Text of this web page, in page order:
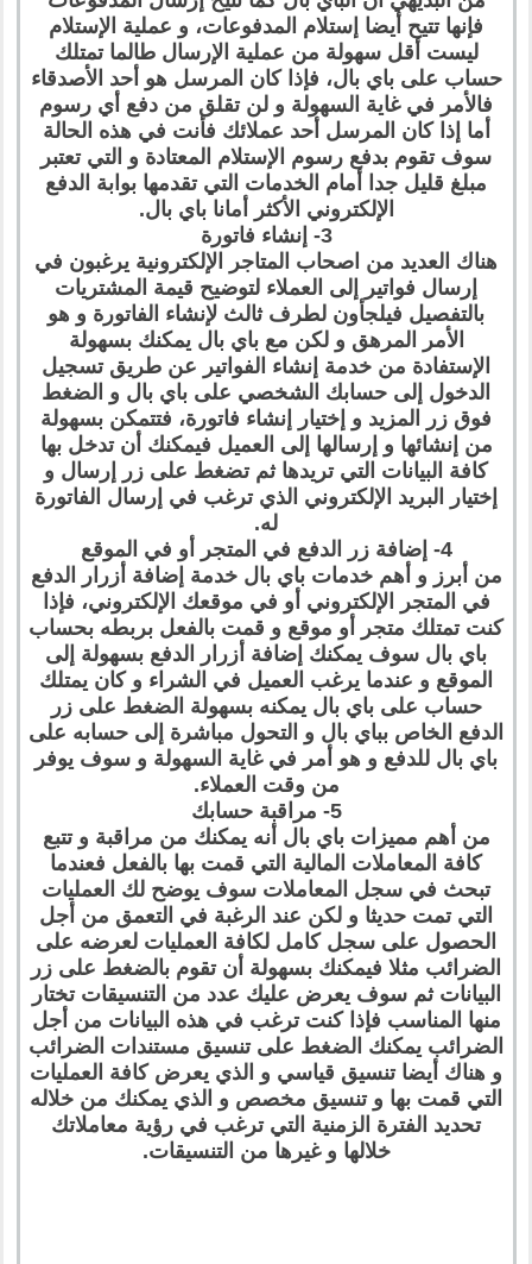
فإنها تتيح أيضا إستلام المدفوعات، و عملية الإستلام
ليست أقل سهولة من عملية الإرسال طالما تمتلك
حساب على باي بال، فإذا كان المرسل هو أحد الأصدقاء
فالأمر في غاية السهولة و لن تقلق من دفع أي رسوم
أما إذا كان المرسل أحد عملائك فأنت في هذه الحالة
سوف تقوم بدفع رسوم الإستلام المعتادة و التي تعتبر
مبلغ قليل جدا أمام الخدمات التي تقدمها بوابة الدفع
الإلكتروني الأكثر أمانا باي بال.
3- إنشاء فاتورة
هناك العديد من اصحاب المتاجر الإلكترونية يرغبون في
إرسال فواتير إلى العملاء لتوضيح قيمة المشتريات
بالتفصيل فيلجأون لطرف ثالث لإنشاء الفاتورة و هو
الأمر المرهق و لكن مع باي بال يمكنك بسهولة
الإستفادة من خدمة إنشاء الفواتير عن طريق تسجيل
الدخول إلى حسابك الشخصي على باي بال و الضغط
فوق زر المزيد و إختيار إنشاء فاتورة، فتتمكن بسهولة
من إنشائها و إرسالها إلى العميل فيمكنك أن تدخل بها
كافة البيانات التي تريدها ثم تضغط على زر إرسال و
إختيار البريد الإلكتروني الذي ترغب في إرسال الفاتورة
له.
4- إضافة زر الدفع في المتجر أو في الموقع
من أبرز و أهم خدمات باي بال خدمة إضافة أزرار الدفع
في المتجر الإلكتروني أو في موقعك الإلكتروني، فإذا
كنت تمتلك متجر أو موقع و قمت بالفعل بربطه بحساب
باي بال سوف يمكنك إضافة أزرار الدفع بسهولة إلى
الموقع و عندما يرغب العميل في الشراء و كان يمتلك
حساب على باي بال يمكنه بسهولة الضغط على زر
الدفع الخاص بباي بال و التحول مباشرة إلى حسابه على
باي بال للدفع و هو أمر في غاية السهولة و سوف يوفر
من وقت العملاء.
5- مراقبة حسابك
من أهم مميزات باي بال أنه يمكنك من مراقبة و تتبع
كافة المعاملات المالية التي قمت بها بالفعل فعندما
تبحث في سجل المعاملات سوف يوضح لك العمليات
التي تمت حديثا و لكن عند الرغبة في التعمق من أجل
الحصول على سجل كامل لكافة العمليات لعرضه على
الضرائب مثلا فيمكنك بسهولة أن تقوم بالضغط على زر
البيانات ثم سوف يعرض عليك عدد من التنسيقات تختار
منها المناسب فإذا كنت ترغب في هذه البيانات من أجل
الضرائب يمكنك الضغط على تنسيق مستندات الضرائب
و هناك أيضا تنسيق قياسي و الذي يعرض كافة العمليات
التي قمت بها و تنسيق مخصص و الذي يمكنك من خلاله
تحديد الفترة الزمنية التي ترغب في رؤية معاملاتك
خلالها و غيرها من التنسيقات.